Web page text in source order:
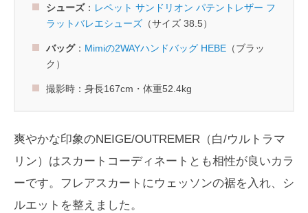
シューズ： レペット サンドリオン パテントレザー フ
ラットバレエシューズ （サイズ 38.5）
バッグ： Mimiの2WAYハンドバッグ HEBE （ブラッ
ク）
撮影時：身長167cm・体重52.4kg
爽やかな印象のNEIGE/OUTREMER（白/ウルトラマ
リン）はスカートコーディネートとも相性が良いカラ
ーです。フレアスカートにウェッソンの裾を入れ、シ
ルエットを整えました。